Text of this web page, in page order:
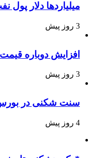
میلیاردها دلار
3 روز پیش
افزایش دوباره
3 روز پیش
سنت شکنی در
4 روز پیش